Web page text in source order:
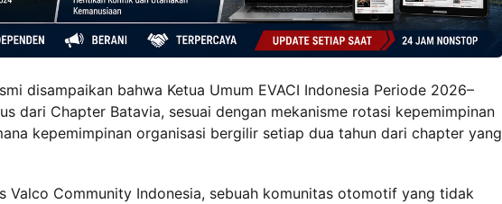
disampaikan bahwa Ketua Umum EVACI Indonesia Periode 2026–
dari Chapter Batavia, sesuai dengan mekanisme rotasi kepemimpinan
kepemimpinan organisasi bergilir setiap dua tahun dari chapter yang
Valco Community Indonesia, sebuah komunitas otomotif yang tidak